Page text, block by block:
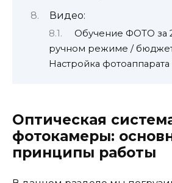
Видео:
Обучение ФОТО за
ручном режиме /
Настройка
Оптическая
фотокамеры:
принципы работы